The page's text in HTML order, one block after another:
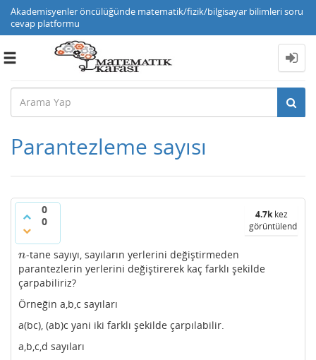
Akademisyenler öncülüğünde matematik/fizik/bilgisayar bilimleri soru
cevap platformu
Toggle
Parantezleme sayısı
0
0
4.7kkez
görüntülendi
n
n-tane sayıyı, sayıların yerlerini değiştirmeden
parantezlerin yerlerini değiştirerek kaç farklı şekilde
çarpabiliriz?
Örneğin a,b,c sayıları
a(bc), (ab)c yani iki farklı şekilde çarpılabilir.
a,b,c,d sayıları